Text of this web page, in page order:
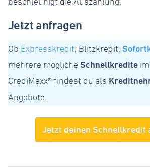
Jetzt anfragen
Ob Expresskredit, Blitzkredit,
mehrere mögliche Schnellkredite
CrediMaxx® findest du als
Angebote.
Jetzt deinen Schnellkredit